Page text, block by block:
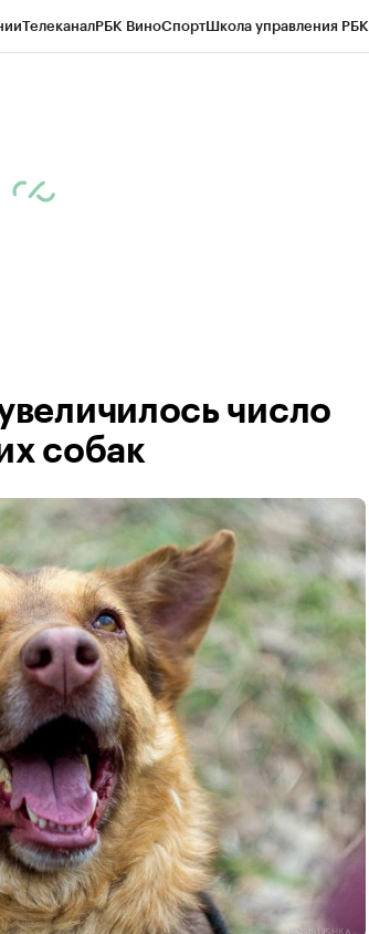
ТелеканалРБК ВиноСпортШкола управления РБК
число
собак